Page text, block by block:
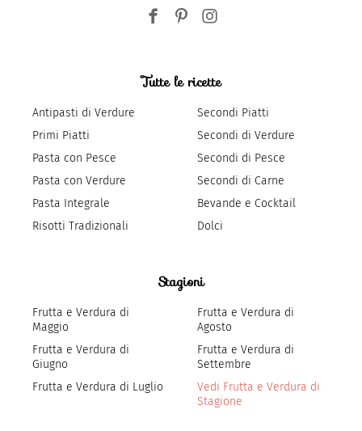
Tutte le ricette
Antipasti di Verdure
Primi Piatti
Pasta con Pesce
Pasta con Verdure
Pasta Integrale
Risotti Tradizionali
Secondi Piatti
Secondi di Verdure
Secondi di Pesce
Secondi di Carne
Bevande e Cocktail
Dolci
Stagioni
Frutta e Verdura di
Maggio
Frutta e Verdura di
Giugno
Frutta e Verdura di Luglio
Frutta e Verdura di
Agosto
Frutta e Verdura di
Settembre
Vedi Frutta e Verdura di
Stagione